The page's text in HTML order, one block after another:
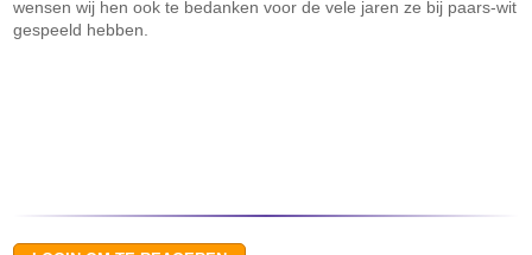
wensen wij hen ook te bedanken voor de vele jaren ze bij paars-wit
gespeeld hebben.